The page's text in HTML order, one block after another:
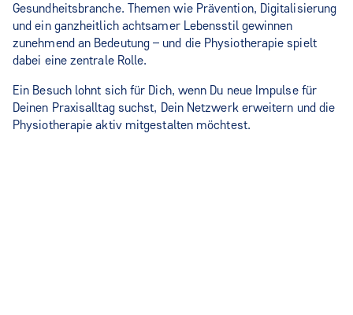
Gesundheitsbranche. Themen wie Prävention, Digitalisierung
und ein ganzheitlich achtsamer Lebensstil gewinnen
zunehmend an Bedeutung – und die Physiotherapie spielt
dabei eine zentrale Rolle.
Ein Besuch lohnt sich für Dich, wenn Du neue Impulse für
Deinen Praxisalltag suchst, Dein Netzwerk erweitern und die
Physiotherapie aktiv mitgestalten möchtest.